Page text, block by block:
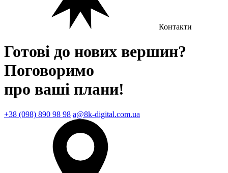
Контакти
Готові до нових вершин?
Поговоримо
про ваші плани!
+38 (098) 890 98 98 a@8k-digital.com.ua